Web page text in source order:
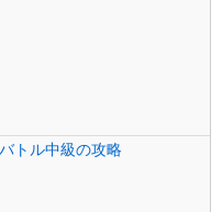
トル中級の攻略